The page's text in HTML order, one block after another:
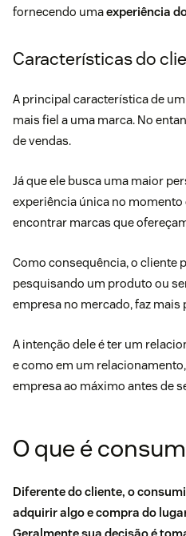
fornecendo umaexperiência
Características do
A principal característica de
mais fiel a uma marca. No
de vendas.
Já que ele busca uma maior
experiência única no momento
encontrar marcas que
Como consequência, o cliente
pesquisando um produto ou
empresa no mercado, faz mais
A intenção dele é ter um
e como em um
empresa ao máximo antes de
O que é
Diferente do cliente, o
adquirir algo e compra do